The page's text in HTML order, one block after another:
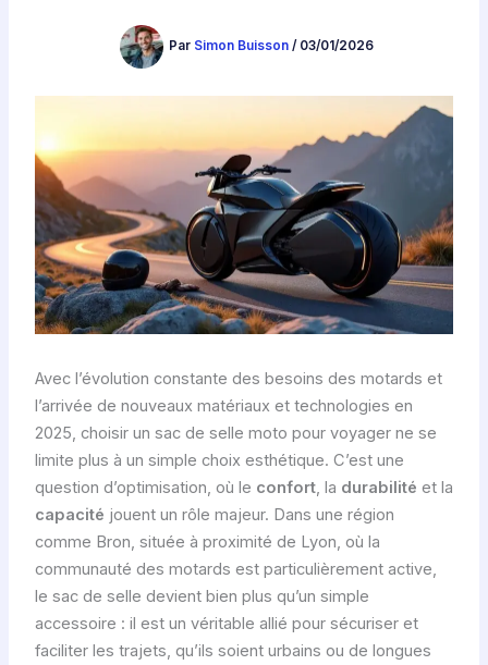
Par Simon Buisson / 03/01/2026
Avec l’évolution constante des besoins des motards et
l’arrivée de nouveaux matériaux et technologies en
2025, choisir un sac de selle moto pour voyager ne se
limite plus à un simple choix esthétique. C’est une
question d’optimisation, où le confort, la durabilité et la
capacité jouent un rôle majeur. Dans une région
comme Bron, située à proximité de Lyon, où la
communauté des motards est particulièrement active,
le sac de selle devient bien plus qu’un simple
accessoire : il est un véritable allié pour sécuriser et
faciliter les trajets, qu’ils soient urbains ou de longues